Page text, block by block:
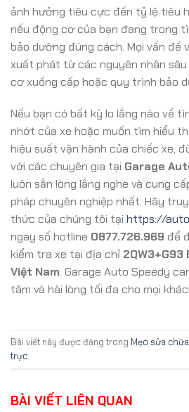
ảnh hưởng tiêu cực đến tỷ lệ tiêu
nếu động cơ của bạn đang trong
bảo dưỡng đúng cách. Mọi vấn đề
xuất phát từ các nguyên nhân
cơ xuống cấp hoặc quy trình bảo
Nếu bạn có bất kỳ lo lắng nào về
nhớt của xe hoặc muốn tìm hiểu
hiệu suất vận hành của chiếc xe,
với các chuyên gia tại Garage
luôn sẵn lòng lắng nghe và cung
pháp chuyên nghiệp nhất. Hãy
thức của chúng tôi tại https://
ngay số hotline 0877.726.969 để
kiểm tra xe tại địa chỉ 2QW3+G93
Việt Nam. Garage Auto Speedy
tâm và hài lòng tối đa cho mọi
Bài viết này được đăng trong Mẹo sửa chữa
trực.
BÀI VIẾT LIÊN QUAN